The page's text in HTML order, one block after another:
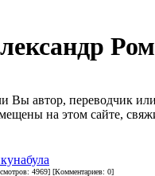
Вы автор, переводчик
на этом сайте,
4969] [Комментариев: 0]